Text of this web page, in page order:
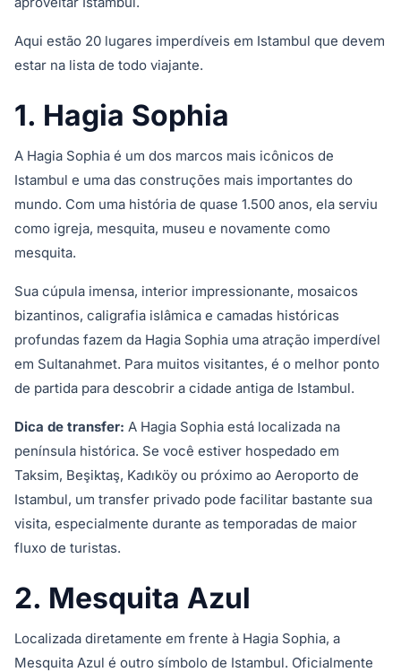
Aqui estão 20 lugares imperdíveis em Istambul que devem
estar na lista de todo viajante.
1. Hagia Sophia
A Hagia Sophia é um dos marcos mais icônicos de
Istambul e uma das construções mais importantes do
mundo. Com uma história de quase 1.500 anos, ela serviu
como igreja, mesquita, museu e novamente como
mesquita.
Sua cúpula imensa, interior impressionante, mosaicos
bizantinos, caligrafia islâmica e camadas históricas
profundas fazem da Hagia Sophia uma atração imperdível
em Sultanahmet. Para muitos visitantes, é o melhor ponto
de partida para descobrir a cidade antiga de Istambul.
Dica de transfer: A Hagia Sophia está localizada na
península histórica. Se você estiver hospedado em
Taksim, Beşiktaş, Kadıköy ou próximo ao Aeroporto de
Istambul, um transfer privado pode facilitar bastante sua
visita, especialmente durante as temporadas de maior
fluxo de turistas.
2. Mesquita Azul
Localizada diretamente em frente à Hagia Sophia, a
Mesquita Azul é outro símbolo de Istambul. Oficialmente